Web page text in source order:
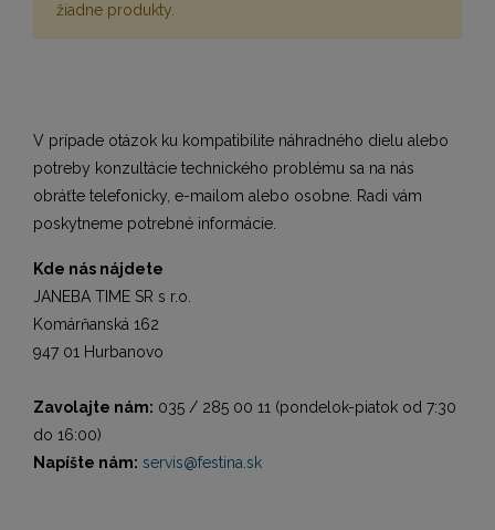
žiadne produkty.
V prípade otázok ku kompatibilite náhradného dielu alebo
potreby konzultácie technického problému sa na nás
obráťte telefonicky, e-mailom alebo osobne. Radi vám
poskytneme potrebné informácie.
Kde nás nájdete
JANEBA TIME SR s r.o.
Komárňanská 162
947 01 Hurbanovo
Zavolajte nám: 035 / 285 00 11 (pondelok-piatok od 7:30
do 16:00)
Napíšte nám: servis@festina.sk